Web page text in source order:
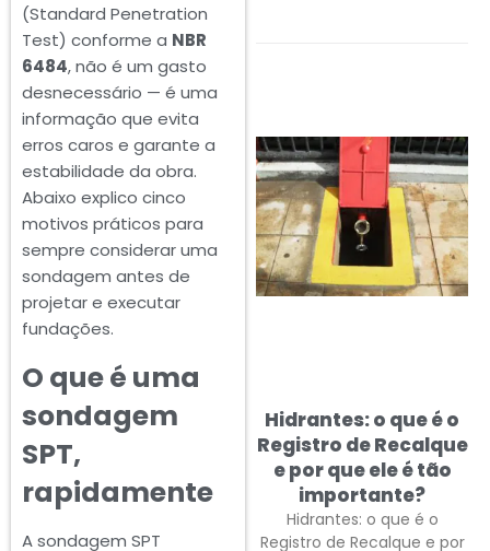
(Standard Penetration
Test) conforme a NBR
6484, não é um gasto
desnecessário — é uma
informação que evita
erros caros e garante a
estabilidade da obra.
Abaixo explico cinco
motivos práticos para
sempre considerar uma
sondagem antes de
projetar e executar
fundações.
O que é uma
sondagem
SPT,
rapidamente
A sondagem SPT
Hidrantes: o que é o
Registro de Recalque
e por que ele é tão
importante?
Hidrantes: o que é o
Registro de Recalque e por